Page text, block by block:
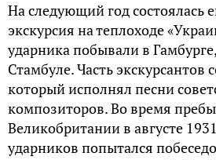
На следующий год состоялась
экскурсия на теплоходе
ударника побывали в
Стамбуле. Часть экскурсантов
который исполнял песни
композиторов. Во время
Великобритании в августе
ударников попытался